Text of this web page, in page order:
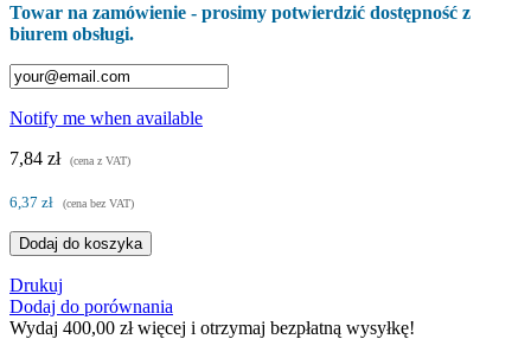
Towar na zamówienie - prosimy potwierdzić dostępność z
biurem obsługi.
Notify me when available
7,84 zł
(cena z VAT)
6,37 zł (cena bez VAT)
Dodaj do koszyka
Drukuj
Dodaj do porównania
Wydaj 400,00 złwięcej i otrzymaj bezpłatną wysyłkę!